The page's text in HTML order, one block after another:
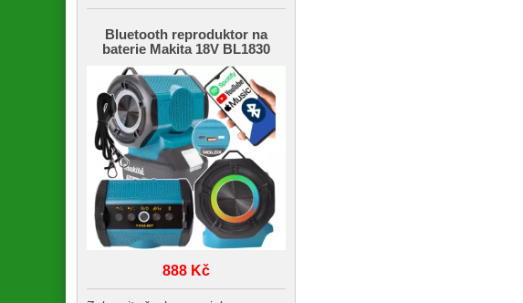
Bluetooth reproduktor na
baterie Makita 18V BL1830
888 Kč